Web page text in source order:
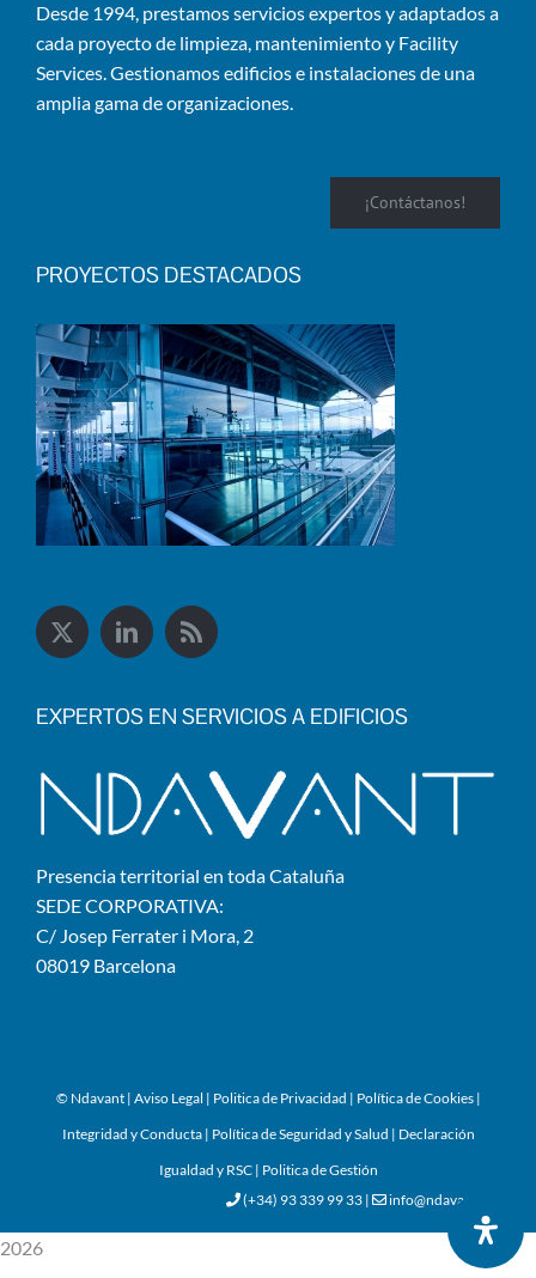
Desde 1994, prestamos servicios expertos y adaptados a
cada proyecto de limpieza, mantenimiento y Facility
Services. Gestionamos edificios e instalaciones de una
amplia gama de organizaciones.
¡Contáctanos!
PROYECTOS DESTACADOS
EXPERTOS EN SERVICIOS A EDIFICIOS
Presencia territorial en toda Cataluña
SEDE CORPORATIVA:
C/ Josep Ferrater i Mora, 2
08019 Barcelona
© Ndavant | Aviso Legal | Politica de Privacidad | Política de Cookies |
Integridad y Conducta | Política de Seguridad y Salud | Declaración
Igualdad y RSC | Politica de Gestión
(+34) 93 339 99 33 | info@ndavant.cat
2026